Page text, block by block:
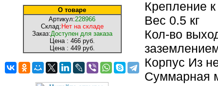
О товаре
Артикул:228966
Склад: Нет на складе
Заказ:Доступен для заказа
Цена : 466 руб.
Цена : 449 руб.
Крепление
Вес 0.5 кг
Кол-во
Корпус Из
Суммарная